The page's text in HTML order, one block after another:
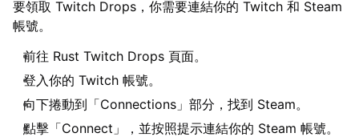
要領取 Twitch Drops，你需要連結你的 Twitch 和 Steam
帳號。
前往 Rust Twitch Drops 頁面。
登入你的 Twitch 帳號。
向下捲動到「Connections」部分，找到 Steam。
點擊「Connect」，並按照提示連結你的 Steam 帳號。